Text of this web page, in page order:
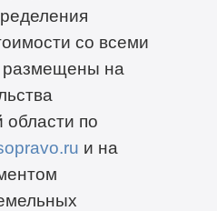
со всеми
на
области по
и на